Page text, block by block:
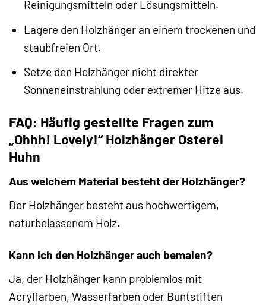
Reinigungsmitteln oder Lösungsmitteln.
Lagere den Holzhänger an einem trockenen und
staubfreien Ort.
Setze den Holzhänger nicht direkter
Sonneneinstrahlung oder extremer Hitze aus.
FAQ: Häufig gestellte Fragen zum
„Ohhh! Lovely!“ Holzhänger Osterei
Huhn
Aus welchem Material besteht der Holzhänger?
Der Holzhänger besteht aus hochwertigem,
naturbelassenem Holz.
Kann ich den Holzhänger auch bemalen?
Ja, der Holzhänger kann problemlos mit
Acrylfarben, Wasserfarben oder Buntstiften